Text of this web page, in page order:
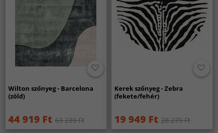
Wilton szőnyeg - Barcelona
(zöld)
44 919 Ft 63 239 Ft
Kerek szőnyeg - Zebra
(fekete/fehér)
19 949 Ft 28 279 Ft